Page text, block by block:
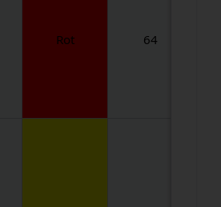
Rot 64